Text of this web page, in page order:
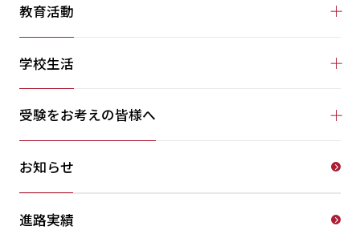
教育活動
学校生活
受験をお考えの皆様へ
お知らせ
進路実績